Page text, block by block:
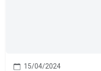
15/04/2024